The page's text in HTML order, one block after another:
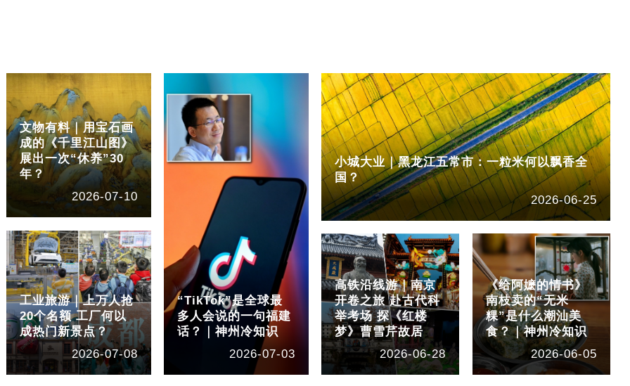
文物有料｜用宝石画
成的《千里江山图》
展出一次“休养”30
年？
2026-07-10
工业旅游｜上万人抢
20个名额 工厂何以
成热门新景点？
2026-07-08
“TikTok”是全球最
多人会说的一句福建
话？｜神州冷知识
2026-07-03
小城大业｜黑龙江五常市：一粒米何以飘香全
国？
2026-06-25
高铁沿线游｜南京
开卷之旅 赴古代科
举考场 探《红楼
梦》曹雪芹故居
2026-06-28
《给阿嬷的情书》
南枝卖的“无米
粿”是什么潮汕美
食？｜神州冷知识
2026-06-05